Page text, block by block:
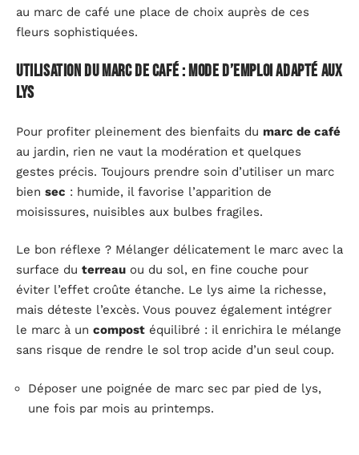
au marc de café une place de choix auprès de ces
fleurs sophistiquées.
Utilisation du marc de café : mode d’emploi adapté aux
lys
Pour profiter pleinement des bienfaits du marc de café
au jardin, rien ne vaut la modération et quelques
gestes précis. Toujours prendre soin d’utiliser un marc
bien sec : humide, il favorise l’apparition de
moisissures, nuisibles aux bulbes fragiles.
Le bon réflexe ? Mélanger délicatement le marc avec la
surface du terreau ou du sol, en fine couche pour
éviter l’effet croûte étanche. Le lys aime la richesse,
mais déteste l’excès. Vous pouvez également intégrer
le marc à un compost équilibré : il enrichira le mélange
sans risque de rendre le sol trop acide d’un seul coup.
Déposer une poignée de marc sec par pied de lys,
une fois par mois au printemps.